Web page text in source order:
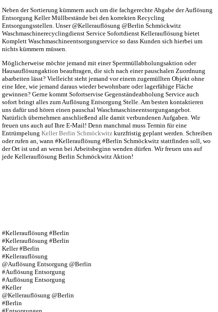
Neben der Sortierung kümmern auch um die fachgerechte Abgabe der Auflösung
Entsorgung Keller Müllbestände bei den korrekten Recycling
Entsorgungsstellen. Unser @Kellerauflösung @Berlin Schmöckwitz
Waschmaschinerecyclingdienst Service Sofortdienst Kellerauflösung bietet
Komplett Waschmaschineentsorgungservice so dass Kunden sich hierbei um
nichts kümmern müssen.
Möglicherweise möchte jemand mit einer Sperrmüllabholungsaktion oder
Hausauflösungaktion beauftragen, die sich nach einer pauschalen Zuordnung
abarbeiten lässt? Vielleicht steht jemand vor einem zugemüllten Objekt ohne
eine Idee, wie jemand daraus wieder bewohnbare oder lagerfähige Fläche
gewinnen? Gerne kommt Sofortservise Gegenständeabholung Service auch
sofort bringt alles zum Auflösung Entsorgung Stelle. Am besten kontaktieren
uns dafür und hören einen pauschal Waschmaschineentsorgungangebot.
Natürlich übernehmen anschließend alle damit verbundenen Aufgaben. Wir
freuen uns auch auf Ihre E-Mail! Denn manchmal muss Termin für eine
Entrümpelung Keller Berlin Schmöckwitz kurzfristig geplant werden. Schreiben
oder rufen an, wann #Kellerauflösung #Berlin Schmöckwitz stattfinden soll, wo
der Ort ist und an wenn bei Arbeitsbeginn wenden dürfen. Wir freuen uns auf
jede Kellerauflösung Berlin Schmöckwitz Aktion!
#Kellerauflösung #Berlin
#Kellerauflösung #Berlin
Keller #Berlin
#Kellerauflösung
@Auflösung Entsorgung @Berlin
#Auflösung Entsorgung
#Auflösung Entsorgung
#Keller
@Kellerauflösung @Berlin
#Berlin